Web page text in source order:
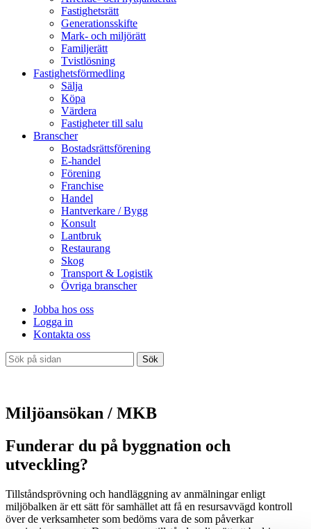
Fastighetsrätt
Generationsskifte
Mark- och miljörätt
Familjerätt
Tvistlösning
Fastighetsförmedling
Sälja
Köpa
Värdera
Fastigheter till salu
Branscher
Bostadsrättsförening
E-handel
Förening
Franchise
Handel
Hantverkare / Bygg
Konsult
Lantbruk
Restaurang
Skog
Transport & Logistik
Övriga branscher
Jobba hos oss
Logga in
Kontakta oss
Sök
Miljöansökan / MKB
Funderar du på byggnation och
utveckling?
Tillståndsprövning och handläggning av anmälningar enligt
miljöbalken är ett sätt för samhället att få en resursavvägd kontroll
över de verksamheter som bedöms vara de som påverkar